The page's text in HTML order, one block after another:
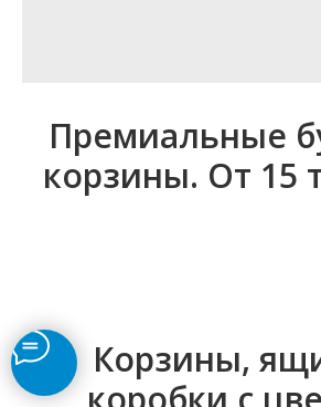
Премиальные
корзины. От 15
Корзины,